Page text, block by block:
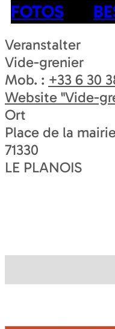
FOTOS
Veranstalter
Vide-grenier
Mob. : +33 6 30
Website "Vide-
Ort
Place de la
71330
LE PLANOIS